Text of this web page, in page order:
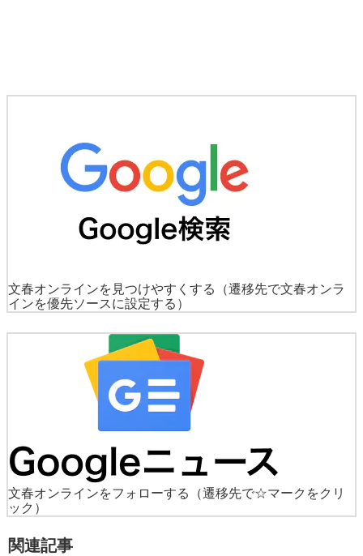
文春オンラインを見つけやすくする
（遷移先で文春オンラ
インを優先ソースに設定する）
文春オンラインをフォローする
（遷移先で☆マークをクリ
ック）
関連記事